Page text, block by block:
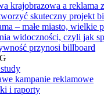
krajobrazowa a reklama
skuteczny projekt
– małe miasto, wielkie
widoczności, czyli jak
przynosi billboard
kampanie reklamowe
i raporty